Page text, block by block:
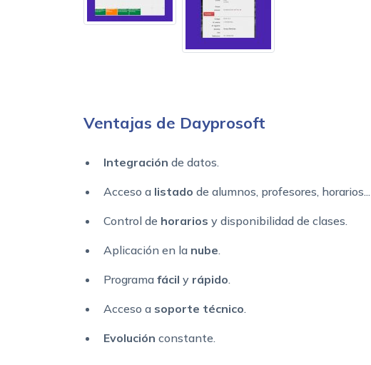
Ventajas de Dayprosoft
Integración de datos.
Acceso a listado de alumnos, profesores, horarios...
Control de horarios y disponibilidad de clases.
Aplicación en la nube.
Programa fácil y rápido.
Acceso a soporte técnico.
Evolución constante.